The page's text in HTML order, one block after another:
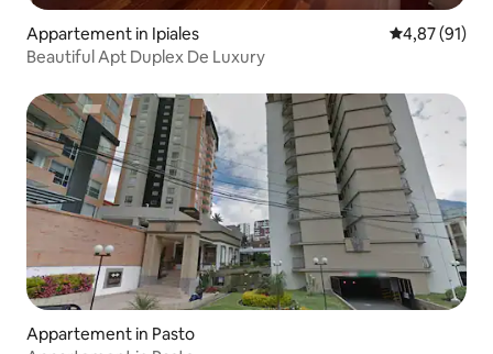
Appartement in Ipiales Gemiddelde
4,87 (91)
Beautiful Apt Duplex De Luxury
Appartement in Pasto